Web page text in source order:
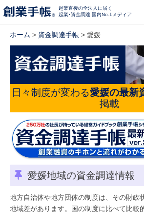
起業直後の全法人に届く
起業･資金調達 国内No.1メディア
ホーム > 資金調達手帳 > 愛媛
日々制度が変わる愛媛の最新
掲載
愛媛地域の資金調達情報
地方自治体や地方団体の制度は、その財政
地域差があります。国の制度に比べて比較